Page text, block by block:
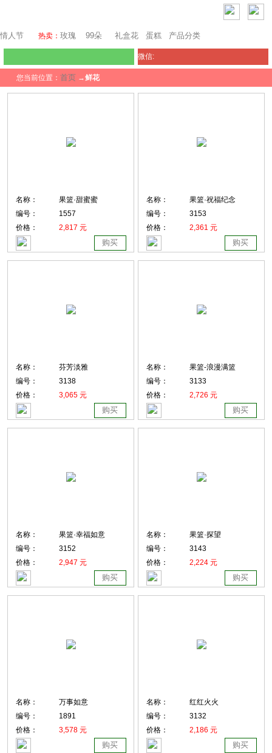
情人节 热卖： 玫瑰 99朵 礼盒花 蛋糕 产品分类
微信:
您当前位置： 首页 →鲜花
名称：
果篮·甜蜜蜜
编号：
1557
价格：
2,817 元
购买
名称：
果篮·祝福纪念
编号：
3153
价格：
2,361 元
购买
名称：
芬芳淡雅
编号：
3138
价格：
3,065 元
购买
名称：
果篮-浪漫满篮
编号：
3133
价格：
2,726 元
购买
名称：
果篮·幸福如意
编号：
3152
价格：
2,947 元
购买
名称：
果篮·探望
编号：
3143
价格：
2,224 元
购买
名称：
万事如意
编号：
1891
价格：
3,578 元
购买
名称：
红红火火
编号：
3132
价格：
2,186 元
购买